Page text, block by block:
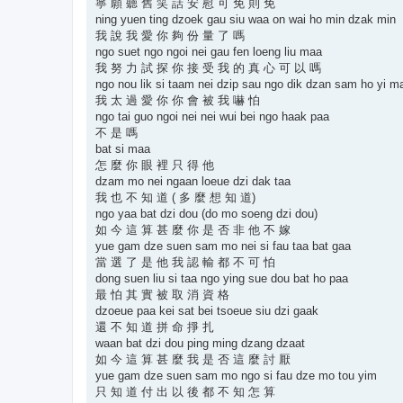
寧 願 聽 舊 笑 話 安 慰 可 免 則 免
ning yuen ting dzoek gau siu waa on wai ho min dzak min
我 說 我 愛 你 夠 份 量 了 嗎
ngo suet ngo ngoi nei gau fen loeng liu maa
我 努 力 試 探 你 接 受 我 的 真 心 可 以 嗎
ngo nou lik si taam nei dzip sau ngo dik dzan sam ho yi
我 太 過 愛 你 你 會 被 我 嚇 怕
ngo tai guo ngoi nei nei wui bei ngo haak paa
不 是 嗎
bat si maa
怎 麼 你 眼 裡 只 得 他
dzam mo nei ngaan loeue dzi dak taa
我 也 不 知 道 ( 多 麼 想 知 道)
ngo yaa bat dzi dou (do mo soeng dzi dou)
如 今 這 算 甚 麼 你 是 否 非 他 不 嫁
yue gam dze suen sam mo nei si fau taa bat gaa
當 選 了 是 他 我 認 輸 都 不 可 怕
dong suen liu si taa ngo ying sue dou bat ho paa
最 怕 其 實 被 取 消 資 格
dzoeue paa kei sat bei tsoeue siu dzi gaak
還 不 知 道 拼 命 掙 扎
waan bat dzi dou ping ming dzang dzaat
如 今 這 算 甚 麼 我 是 否 這 麼 討 厭
yue gam dze suen sam mo ngo si fau dze mo tou yim
只 知 道 付 出 以 後 都 不 知 怎 算